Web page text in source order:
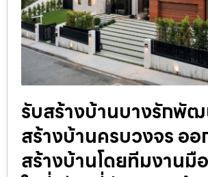
รับสร้างบ้านบางรักพั
สร้างบ้านครบวงจร อ
สร้างบ้านโดยทีมงานมื